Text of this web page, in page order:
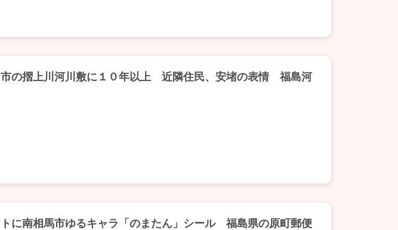
の摺上川河川敷に１０年以上 近隣住民、安堵の表情 福島河
に南相馬市ゆるキャラ「のまたん」シール 福島県の原町郵便